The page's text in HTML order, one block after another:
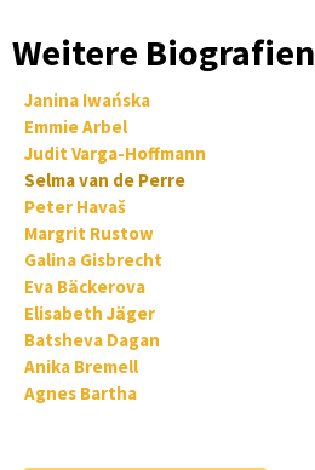
Weitere Biografien
Janina Iwańska
Emmie Arbel
Judit Varga-Hoffmann
Selma van de Perre
Peter Havaš
Margrit Rustow
Galina Gisbrecht
Eva Bäckerova
Elisabeth Jäger
Batsheva Dagan
Anika Bremell
Agnes Bartha